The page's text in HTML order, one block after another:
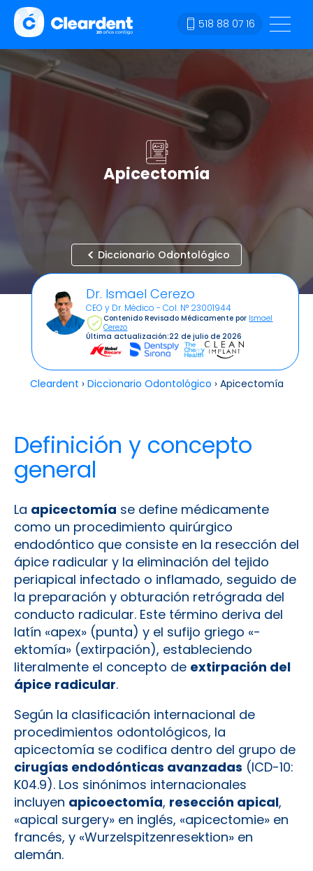
518 88 07 16
Apicectomía
Diccionario Odontológico
Dr. Ismael Cerezo
CEO y Dr. Médico - Col. N° 23001944
Contenido Revisado Médicamente por Ismael
Cerezo
Última actualización:22 de julio de 2026
Cleardent › Diccionario Odontológico › Apicectomía
Definición y concepto
general
La apicectomía se define médicamente
como un procedimiento quirúrgico
endodóntico que consiste en la resección del
ápice radicular y la eliminación del tejido
periapical infectado o inflamado, seguido de
la preparación y obturación retrógrada del
conducto radicular. Este término deriva del
latín «apex» (punta) y el sufijo griego «-
ektomía» (extirpación), estableciendo
literalmente el concepto de extirpación del
ápice radicular.
Según la clasificación internacional de
procedimientos odontológicos, la
apicectomía se codifica dentro del grupo de
cirugías endodónticas avanzadas (ICD-10:
K04.9). Los sinónimos internacionales
incluyen apicoectomía, resección apical,
«apical surgery» en inglés, «apicectomie» en
francés, y «Wurzelspitzenresektion» en
alemán.